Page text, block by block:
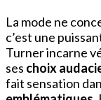
La mode ne
c’est une
Turner incarne
ses choix
fait sensation